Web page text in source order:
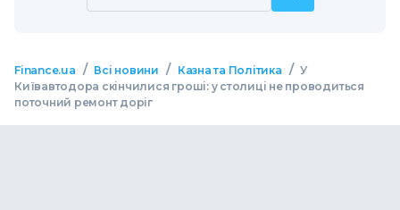
Finance.ua / Всі новини / Казна та Політика / У
Київавтодора скінчилися гроші: у столиці не проводиться
поточний ремонт доріг